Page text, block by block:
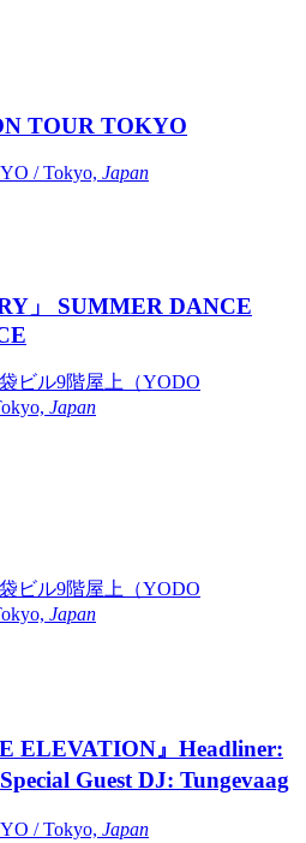
TOUR TOKYO
/ Tokyo, Japan
」 SUMMER DANCE
ビル9階屋上（YODO
Japan
ビル9階屋上（YODO
Japan
ELEVATION』Headliner:
Guest DJ: Tungevaag
/ Tokyo, Japan